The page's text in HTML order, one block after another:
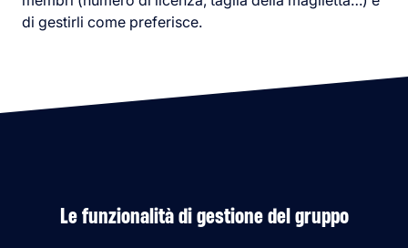
di gestirli come preferisce.
Le funzionalità di gestione del gruppo